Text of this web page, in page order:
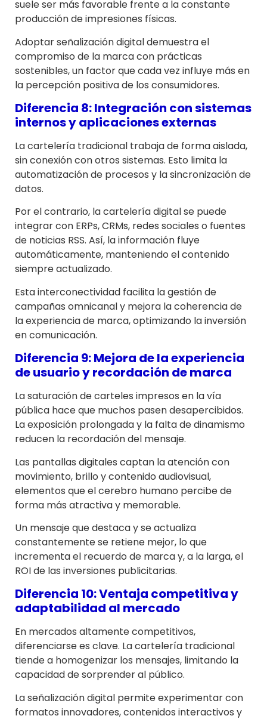
suele ser más favorable frente a la constante
producción de impresiones físicas.
Adoptar señalización digital demuestra el
compromiso de la marca con prácticas
sostenibles, un factor que cada vez influye más en
la percepción positiva de los consumidores.
Diferencia 8: Integración con sistemas
internos y aplicaciones externas
La cartelería tradicional trabaja de forma aislada,
sin conexión con otros sistemas. Esto limita la
automatización de procesos y la sincronización de
datos.
Por el contrario, la cartelería digital se puede
integrar con ERPs, CRMs, redes sociales o fuentes
de noticias RSS. Así, la información fluye
automáticamente, manteniendo el contenido
siempre actualizado.
Esta interconectividad facilita la gestión de
campañas omnicanal y mejora la coherencia de
la experiencia de marca, optimizando la inversión
en comunicación.
Diferencia 9: Mejora de la experiencia
de usuario y recordación de marca
La saturación de carteles impresos en la vía
pública hace que muchos pasen desapercibidos.
La exposición prolongada y la falta de dinamismo
reducen la recordación del mensaje.
Las pantallas digitales captan la atención con
movimiento, brillo y contenido audiovisual,
elementos que el cerebro humano percibe de
forma más atractiva y memorable.
Un mensaje que destaca y se actualiza
constantemente se retiene mejor, lo que
incrementa el recuerdo de marca y, a la larga, el
ROI de las inversiones publicitarias.
Diferencia 10: Ventaja competitiva y
adaptabilidad al mercado
En mercados altamente competitivos,
diferenciarse es clave. La cartelería tradicional
tiende a homogenizar los mensajes, limitando la
capacidad de sorprender al público.
La señalización digital permite experimentar con
formatos innovadores, contenidos interactivos y